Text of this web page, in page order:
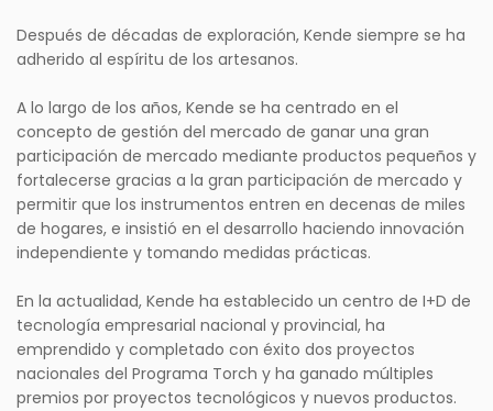
Después de décadas de exploración, Kende siempre se ha
adherido al espíritu de los artesanos.
A lo largo de los años, Kende se ha centrado en el
concepto de gestión del mercado de ganar una gran
participación de mercado mediante productos pequeños y
fortalecerse gracias a la gran participación de mercado y
permitir que los instrumentos entren en decenas de miles
de hogares, e insistió en el desarrollo haciendo innovación
independiente y tomando medidas prácticas.
En la actualidad, Kende ha establecido un centro de I+D de
tecnología empresarial nacional y provincial, ha
emprendido y completado con éxito dos proyectos
nacionales del Programa Torch y ha ganado múltiples
premios por proyectos tecnológicos y nuevos productos.